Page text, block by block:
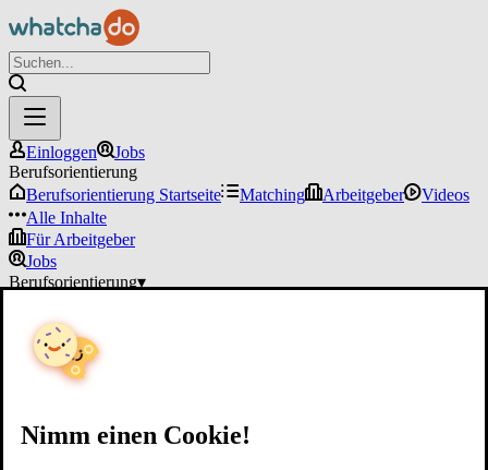
Nimm einen Cookie!
Einloggen
Jobs
Berufsorientierung
Berufsorientierung Startseite
Matching Arbeitgeber
Videos
Alle Inhalte
Für Arbeitgeber
Jobs
Berufsorientierung▾